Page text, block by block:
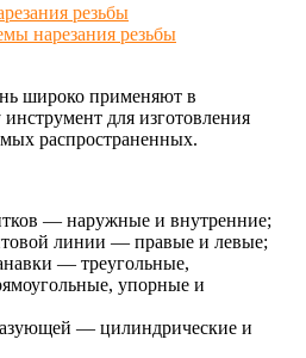
резьбы
нарезания резьбы
широко применяют в
для изготовления
распространенных.
— наружные и внутренние;
линии — правые и левые;
— треугольные,
упорные и
— цилиндрические и